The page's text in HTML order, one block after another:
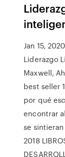
Jan 15,
Liderazgo
Maxwell,
best seller
por qué
encontrar
se
2018